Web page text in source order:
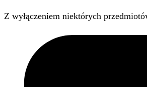
Z wyłączeniem niektórych